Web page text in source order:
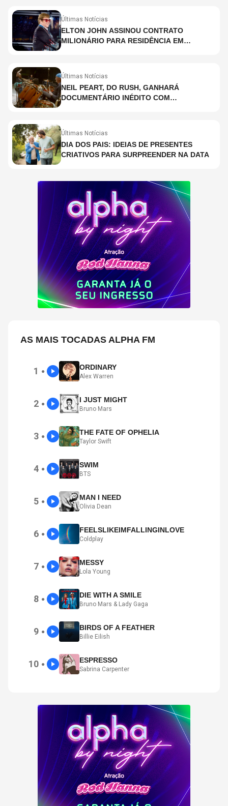
Últimas Notícias
ELTON JOHN ASSINOU CONTRATO
MILIONÁRIO PARA RESIDÊNCIA EM
Últimas Notícias
NEIL PEART, DO RUSH, GANHARÁ
DOCUMENTÁRIO INÉDITO COM
Últimas Notícias
DIA DOS PAIS: IDEIAS DE PRESENTES
CRIATIVOS PARA SURPREENDER NA DATA
AS MAIS TOCADAS ALPHA FM
1 ● ORDINARY
Alex Warren
2 ● I JUST MIGHT
Bruno Mars
3 ● THE FATE OF OPHELIA
Taylor Swift
4 ● SWIM
BTS
5 ● MAN I NEED
Olivia Dean
6 ● FEELSLIKEIMFALLINGINLOVE
Coldplay
7 ● MESSY
Lola Young
8 ● DIE WITH A SMILE
Bruno Mars & Lady Gaga
9 ● BIRDS OF A FEATHER
Billie Eilish
10 ● ESPRESSO
Sabrina Carpenter